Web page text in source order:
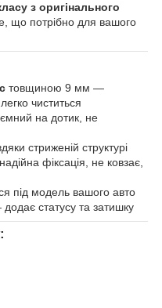
з оригінального
що потрібно для вашого
товщиною 9 мм —
чиститься
на дотик, не
стриженій структурі
фіксація, не ковзає,
під модель вашого авто
статусу та затишку